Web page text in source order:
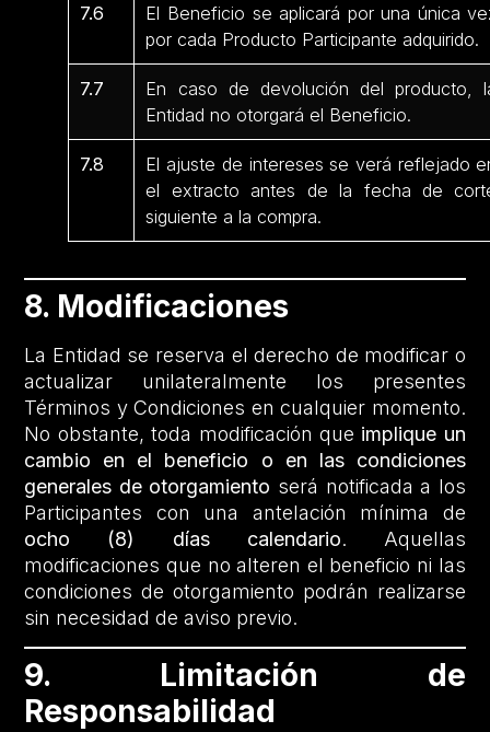
7.6
El Beneficio se aplicará por una única
por cada Producto Participante adquirido.
7.7
En caso de devolución del producto,
Entidad no otorgará el Beneficio.
7.8
El ajuste de intereses se verá reflejado
el extracto antes de la fecha de
siguiente a la compra.
8. Modificaciones
La Entidad se reserva el derecho de modificar o
actualizar unilateralmente los presentes
Términos y Condiciones en cualquier momento.
No obstante, toda modificación que implique un
cambio en el beneficio o en las condiciones
generales de otorgamiento será notificada a los
Participantes con una antelación mínima de
ocho (8) días calendario. Aquellas
modificaciones que no alteren el beneficio ni las
condiciones de otorgamiento podrán realizarse
sin necesidad de aviso previo.
9. Limitación de
Responsabilidad